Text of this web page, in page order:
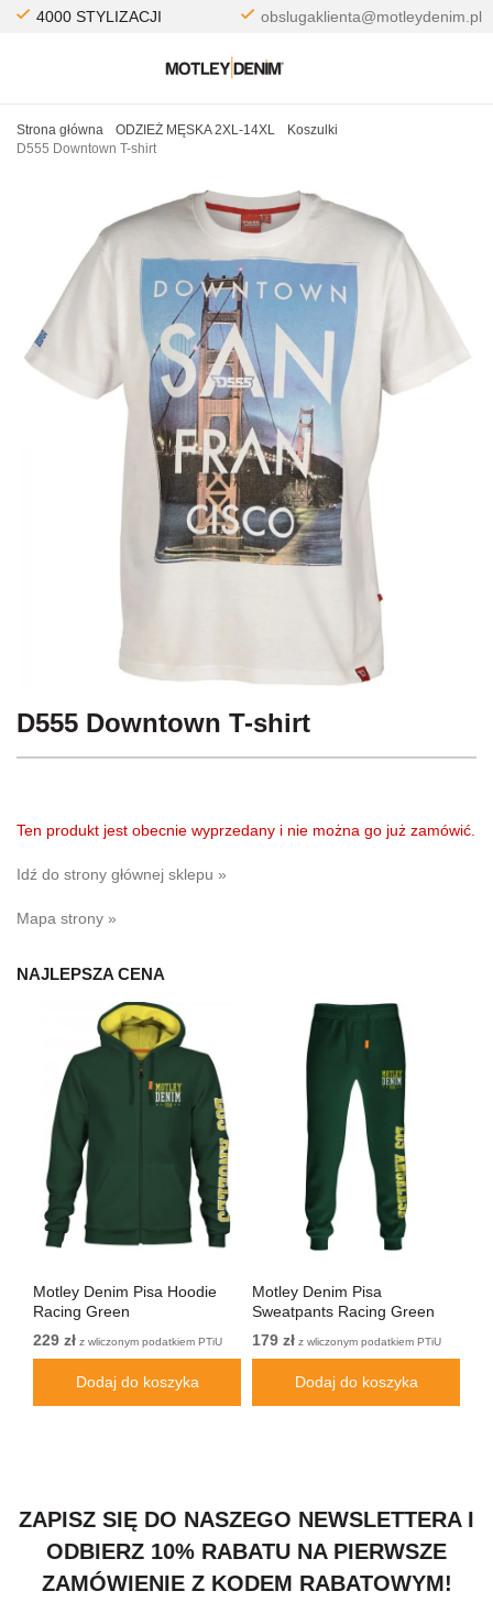
4000 STYLIZACJI obslugaklienta@motleydenim.pl
Strona główna ODZIEŻ MĘSKA 2XL-14XL
Koszulki
D555 Downtown T-shirt
D555 Downtown T-shirt
Ten produkt jest obecnie wyprzedany i nie można go już zamówić.
Idź do strony głównej sklepu »
Mapa strony »
NAJLEPSZA CENA
Motley Denim Pisa Hoodie
Racing Green
229 zł z wliczonym podatkiem PTiU
Dodaj do koszyka
Motley Denim Pisa
Sweatpants Racing Green
179 zł z wliczonym podatkiem PTiU
Dodaj do koszyka
ZAPISZ SIĘ DO NASZEGO NEWSLETTERA I
ODBIERZ 10% RABATU NA PIERWSZE
ZAMÓWIENIE Z KODEM RABATOWYM!